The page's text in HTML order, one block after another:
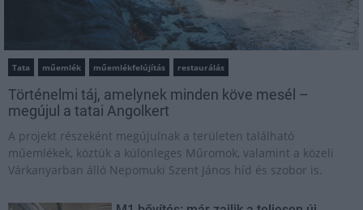
Tata műemlék műemlékfelújítás restaurálás
Történelmi táj, amelynek minden köve mesél –
megújul a tatai Angolkert
A projekt részeként megújulnak a területen található
műemlékek, köztük a különleges Műromok, valamint a közeli
Várkanyarban álló Nepomuki Szent János híd és szobor is.